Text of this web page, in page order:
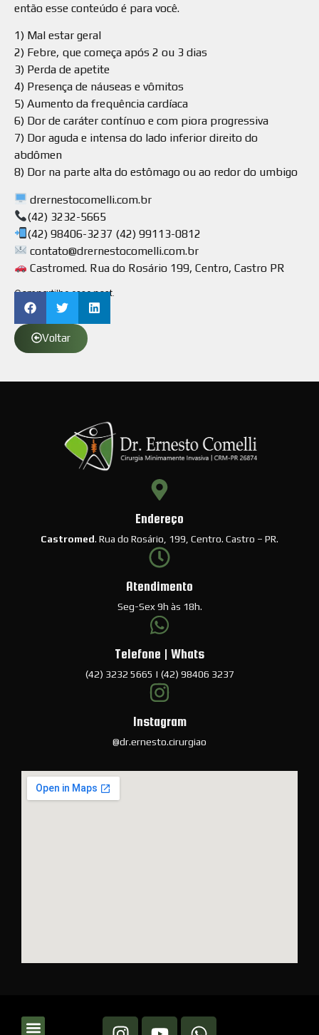
então esse conteúdo é para você.
1) Mal estar geral
2) Febre, que começa após 2 ou 3 dias
3) Perda de apetite
4) Presença de náuseas e vômitos
5) Aumento da frequência cardíaca
6) Dor de caráter contínuo e com piora progressiva
7) Dor aguda e intensa do lado inferior direito do
abdômen
8) Dor na parte alta do estômago ou ao redor do umbigo
drernestocomelli.com.br
(42) 3232-5665
(42) 98406-3237 (42) 99113-0812
contato@drernestocomelli.com.br
Castromed. Rua do Rosário 199, Centro, Castro PR
Compartilhe esse post.
Voltar
Endereço
Castromed. Rua do Rosário, 199, Centro. Castro – PR.
Atendimento
Seg-Sex 9h às 18h.
Telefone | Whats
(42) 3232 5665 | (42) 98406 3237
Instagram
@dr.ernesto.cirurgiao